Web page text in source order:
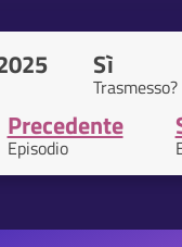
Sì
Trasmesso?
Precedente
Episodio